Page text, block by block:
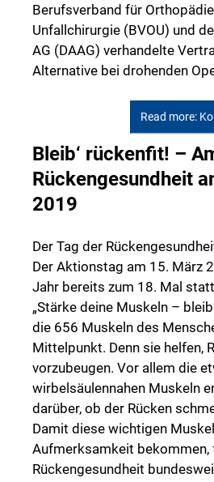
Berufsverband für
Unfallchirurgie (BVOU) und
AG (DAAG) verhandelte
Alternative bei drohenden
Read more:
Bleib‘ rückenfit! –
Rückengesundheit
2019
Der Tag der
Der Aktionstag am 15. März
Jahr bereits zum 18. Mal
„Stärke deine Muskeln –
die 656 Muskeln des
Mittelpunkt. Denn sie helfen,
vorzubeugen. Vor allem die
wirbelsäulennahen Muskeln
darüber, ob der Rücken
Damit diese wichtigen
Aufmerksamkeit bekommen,
Rückengesundheit